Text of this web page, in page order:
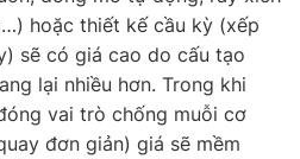
hoặc thiết kế cầu kỳ (xếp
sẽ có giá cao do cấu tạo
lại nhiều hơn. Trong khi
vai trò chống muỗi cơ
đơn giản) giá sẽ mềm